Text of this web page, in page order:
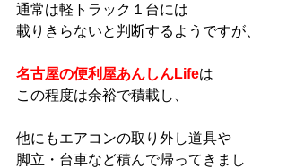
通常は軽トラック１台には
載りきらないと判断するようですが、
名古屋の便利屋あんしんLifeは
この程度は余裕で積載し、
他にもエアコンの取り外し道具や
脚立・台車など積んで帰ってきまし